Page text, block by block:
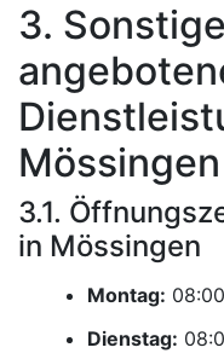
3.
Mössingen
3.1.
in Mössingen
Montag:
Dienstag: